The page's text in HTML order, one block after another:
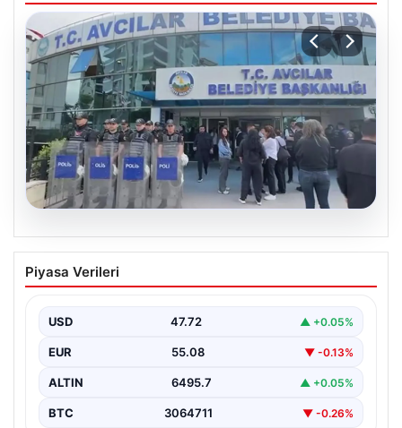
05.08.2026
Avcılar Belediyesi’ne operasyon. 12
şüpheli gözaltına alındı
Piyasa Verileri
USD 47.72 ▲ +0.05%
EUR 55.08 ▼ -0.13%
ALTIN 6495.7 ▲ +0.05%
BTC 3064711 ▼ -0.26%